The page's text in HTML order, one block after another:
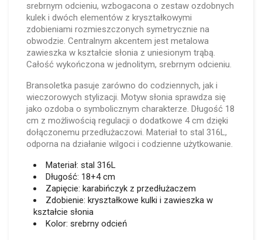
srebrnym odcieniu, wzbogacona o zestaw ozdobnych
kulek i dwóch elementów z kryształkowymi
zdobieniami rozmieszczonych symetrycznie na
obwodzie. Centralnym akcentem jest metalowa
zawieszka w kształcie słonia z uniesionym trąbą.
Całość wykończona w jednolitym, srebrnym odcieniu.
Bransoletka pasuje zarówno do codziennych, jak i
wieczorowych stylizacji. Motyw słonia sprawdza się
jako ozdoba o symbolicznym charakterze. Długość 18
cm z możliwością regulacji o dodatkowe 4 cm dzięki
dołączonemu przedłużaczowi. Materiał to stal 316L,
odporna na działanie wilgoci i codzienne użytkowanie.
Materiał: stal 316L
Długość: 18+4 cm
Zapięcie: karabińczyk z przedłużaczem
Zdobienie: kryształkowe kulki i zawieszka w
kształcie słonia
Kolor: srebrny odcień